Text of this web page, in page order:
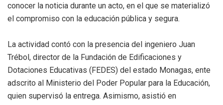
conocer la noticia durante un acto, en el que se materializó
el compromiso con la educación pública y segura.
La actividad contó con la presencia del ingeniero Juan
Trébol, director de la Fundación de Edificaciones y
Dotaciones Educativas (FEDES) del estado Monagas, ente
adscrito al Ministerio del Poder Popular para la Educación,
quien supervisó la entrega. Asimismo, asistió en